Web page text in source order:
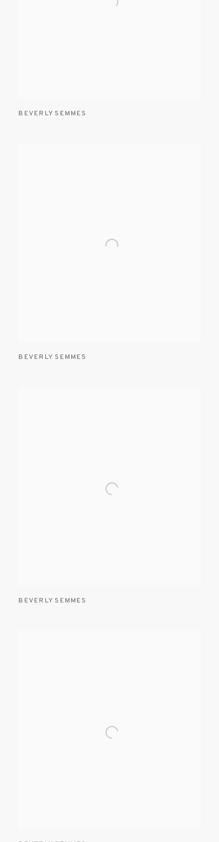
BEVERLY SEMMES
BEVERLY SEMMES
BEVERLY SEMMES